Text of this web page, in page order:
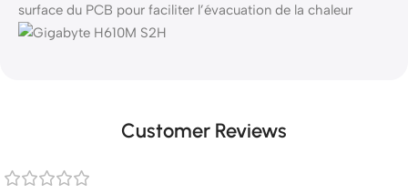
surface du PCB pour faciliter l’évacuation de la chaleur
Customer Reviews